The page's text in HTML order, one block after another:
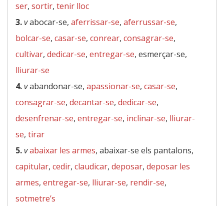
ser, sortir, tenir lloc
3.vabocar-se, aferrissar-se, aferrussar-se,
bolcar-se, casar-se, conrear, consagrar-se,
cultivar, dedicar-se, entregar-se, esmerçar-se,
lliurar-se
4.vabandonar-se, apassionar-se, casar-se,
consagrar-se, decantar-se, dedicar-se,
desenfrenar-se, entregar-se, inclinar-se, lliurar-
se, tirar
5.vabaixar les armes, abaixar-se els pantalons,
capitular, cedir, claudicar, deposar, deposar les
armes, entregar-se, lliurar-se, rendir-se,
sotmetre’s